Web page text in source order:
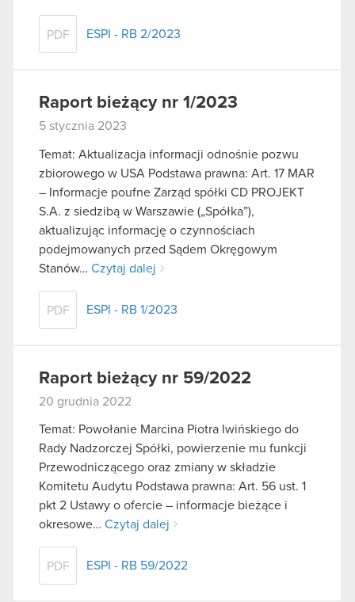
PDF ESPI - RB 2/2023
Raport bieżący nr 1/2023
5 stycznia 2023
Temat: Aktualizacja informacji odnośnie pozwu
zbiorowego w USA Podstawa prawna: Art. 17 MAR
– Informacje poufne Zarząd spółki CD PROJEKT
S.A. z siedzibą w Warszawie („Spółka”),
aktualizując informację o czynnościach
podejmowanych przed Sądem Okręgowym
Stanów… Czytaj dalej
PDF ESPI - RB 1/2023
Raport bieżący nr 59/2022
20 grudnia 2022
Temat: Powołanie Marcina Piotra Iwińskiego do
Rady Nadzorczej Spółki, powierzenie mu funkcji
Przewodniczącego oraz zmiany w składzie
Komitetu Audytu Podstawa prawna: Art. 56 ust. 1
pkt 2 Ustawy o ofercie – informacje bieżące i
okresowe… Czytaj dalej
PDF ESPI - RB 59/2022